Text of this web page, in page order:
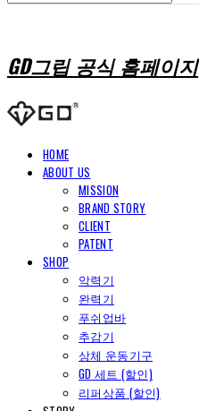
GD그립 공식 홈페이지
HOME
ABOUT US
MISSION
BRAND STORY
CLIENT
PATENT
SHOP
악력기
완력기
푸쉬업바
추감기
상체 운동기구
GD 세트 (할인)
리퍼상품 (할인)